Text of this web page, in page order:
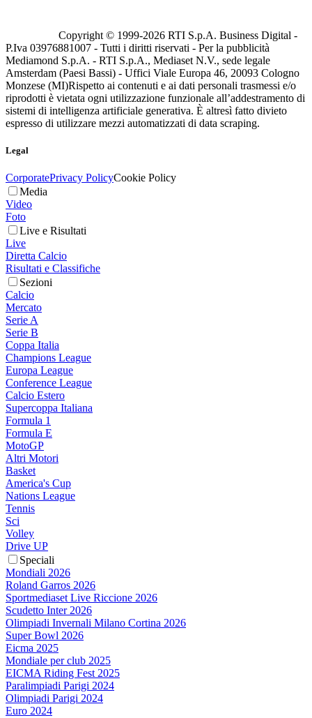
Copyright © 1999-2026 RTI S.p.A. Business Digital -
P.Iva 03976881007 - Tutti i diritti riservati - Per la pubblicità
Mediamond S.p.A. - RTI S.p.A., Mediaset N.V., sede legale
Amsterdam (Paesi Bassi) - Uffici Viale Europa 46, 20093 Cologno
Monzese (MI)Rispetto ai contenuti e ai dati personali trasmessi e/o
riprodotti è vietata ogni utilizzazione funzionale all’addestramento di
sistemi di intelligenza artificiale generativa. È altresì fatto divieto
espresso di utilizzare mezzi automatizzati di data scraping.
Legal
CorporatePrivacy PolicyCookie Policy
Media
Video
Foto
Live e Risultati
Live
Diretta Calcio
Risultati e Classifiche
Sezioni
Calcio
Mercato
Serie A
Serie B
Coppa Italia
Champions League
Europa League
Conference League
Calcio Estero
Supercoppa Italiana
Formula 1
Formula E
MotoGP
Altri Motori
Basket
America's Cup
Nations League
Tennis
Sci
Volley
Drive UP
Speciali
Mondiali 2026
Roland Garros 2026
Sportmediaset Live Riccione 2026
Scudetto Inter 2026
Olimpiadi Invernali Milano Cortina 2026
Super Bowl 2026
Eicma 2025
Mondiale per club 2025
EICMA Riding Fest 2025
Paralimpiadi Parigi 2024
Olimpiadi Parigi 2024
Euro 2024